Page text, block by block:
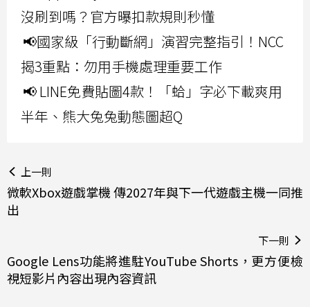
沒刷到嗎？官方曝扣款規則秒懂
📢國家級「行動斷網」演習完整指引！NCC
揭3重點：勿用手機處理重要工作
📢 LINE免費貼圖4款！「蛤」字必下載爽用
半年、熊大兔兔動態圖超Q
上一則
微軟Xbox遊戲掌機 傳2027年與下一代遊戲主機一同推
出
下一則
Google Lens功能將進駐YouTube Shorts，更方便檢
視短影片內容出現內容資訊